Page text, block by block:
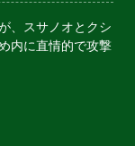
、スサノオとクシ
内に直情的で攻撃